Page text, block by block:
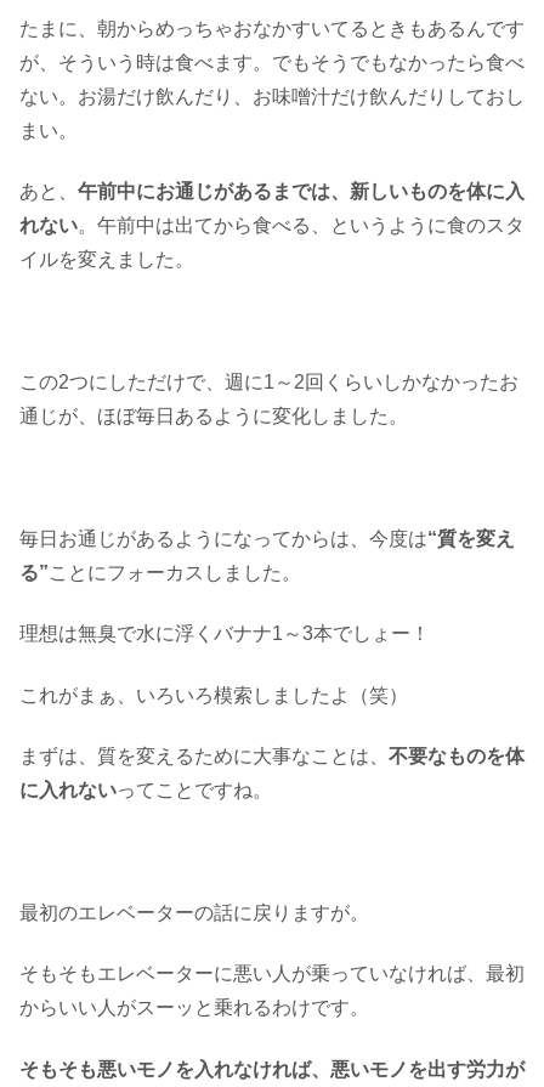
たまに、朝からめっちゃおなかすいてるときもあるんです
が、そういう時は食べます。でもそうでもなかったら食べ
ない。お湯だけ飲んだり、お味噌汁だけ飲んだりしておし
まい。
あと、 午前中にお通じがあるまでは、新しいものを体に入
れない。午前中は出てから食べる、というように食のスタ
イルを変えました。
この2つにしただけで、週に1～2回くらいしかなかったお
通じが、ほぼ毎日あるように変化しました。
毎日お通じがあるようになってからは、今度は“質を変え
る”ことにフォーカスしました。
理想は無臭で水に浮くバナナ1～3本でしょー！
これがまぁ、いろいろ模索しましたよ（笑）
まずは、質を変えるために大事なことは、 不要なものを体
に入れないってことですね。
最初のエレベーターの話に戻りますが。
そもそもエレベーターに悪い人が乗っていなければ、最初
からいい人がスーッと乗れるわけです。
そもそも悪いモノを入れなければ、悪いモノを出す労力が